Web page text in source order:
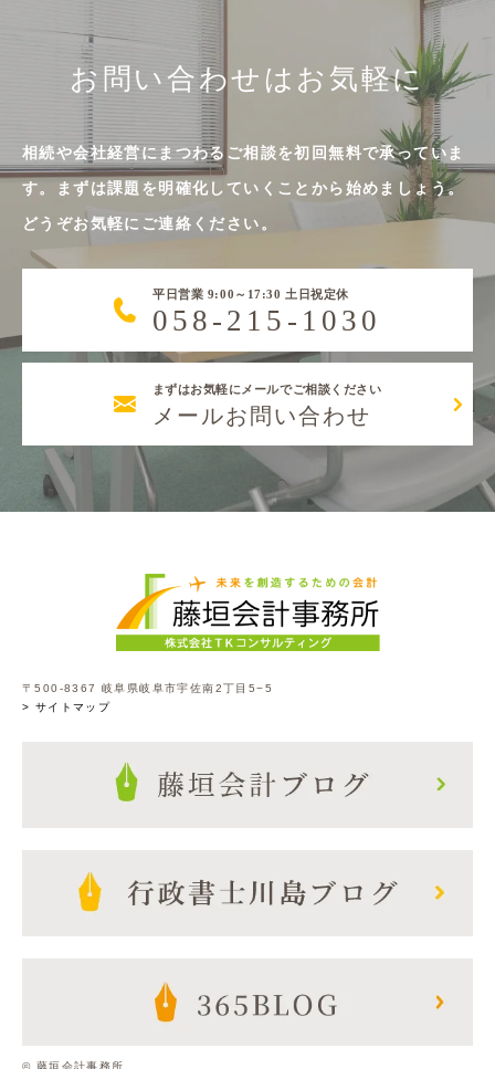
お問い合わせはお気軽に
相続や会社経営にまつわるご相談を初回無料で承っていま
す。まずは課題を明確化していくことから始めましょう。
どうぞお気軽にご連絡ください。
平日営業 9:00～17:30 土日祝定休
058-215-1030
まずはお気軽にメールでご相談ください
メールお問い合わせ
〒500-8367 岐阜県岐阜市宇佐南2丁目5−5
> サイトマップ
© 藤垣会計事務所